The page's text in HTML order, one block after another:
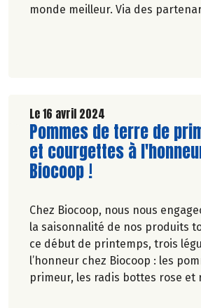
monde meilleur. Via des
de producteurs, nous vous
produits qui ont du sens et qui
Le 16 avril 2024
Lire la suite de l'article
Pommes de terre de
et courgettes à
Biocoop !
Chez Biocoop, nous nous
la saisonnalité de nos produits
ce début de printemps, trois
l’honneur chez Biocoop : les
primeur, les radis bottes rose et